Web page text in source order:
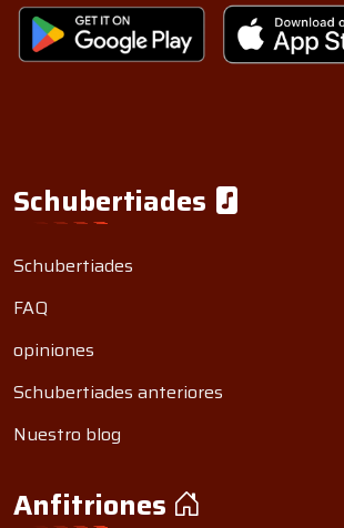
Schubertiades
Schubertiades
FAQ
opiniones
Schubertiades anteriores
Nuestro blog
Anfitriones